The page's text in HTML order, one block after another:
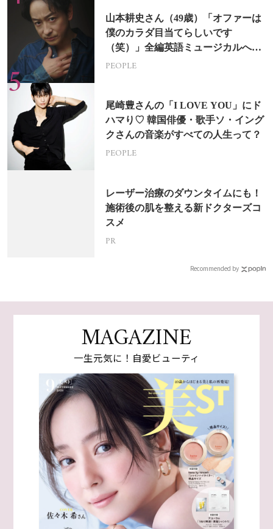
山本耕史さん（49歳）「オファーは
僕のカラダ目当てらしいです
（笑）」全編英語ミュージカルへの
挑戦
PEOPLE
尾崎豊さんの「I LOVE YOU」にド
ハマり♡ 韓国俳優・歌手ソ・イング
クさんの音楽がすべての人生って？
PEOPLE
レーザー治療のダウンタイムにも！
施術後の肌を整える新ドクターズコ
スメ
PR
Recommended by
MAGAZINE
一生元気に！自愛ビューティ